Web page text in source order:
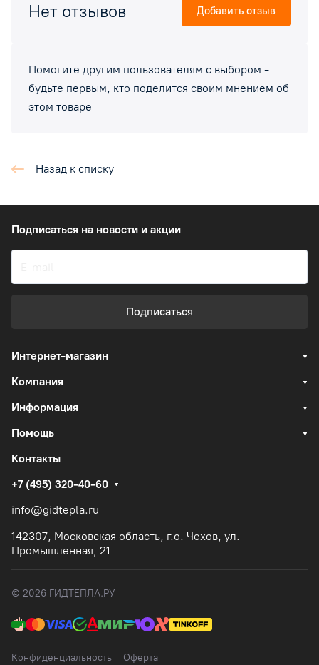
Помогите другим пользователям с выбором -
будьте первым, кто поделится своим мнением об
этом товаре
Нет отзывов Добавить отзыв
Назад к списку
Подписаться на новости и акции
Подписаться
Интернет-магазин
Компания
Информация
Помощь
Контакты
+7 (495) 320-40-60
info@gidtepla.ru
142307, Московская область, г.о. Чехов, ул.
Промышленная, 21
© 2026 ГИДТЕПЛА.РУ
Конфиденциальность Оферта